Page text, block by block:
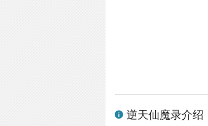
逆天仙魔录介绍